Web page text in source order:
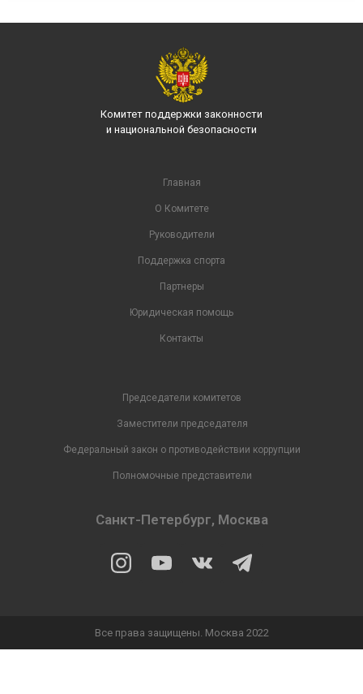
Комитет поддержки законности
и национальной безопасности
Главная
О Комитете
Руководители
Поддержка спорта
Партнеры
Юридическая помощь
Контакты
Председатели комитетов
Заместители председателя
Федеральный закон о противодействии коррупции
Полномочные представители
Санкт-Петербург, Москва
Все права защищены. Москва 2022